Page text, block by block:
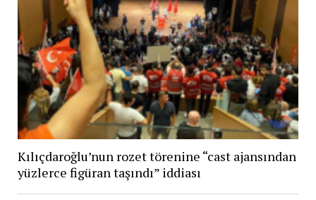
Kılıçdaroğlu’nun rozet törenine “cast ajansından
yüzlerce figüran taşındı” iddiası